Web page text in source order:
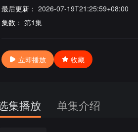
最后更新： 2026-07-19T21:25:59+08:00
集数： 第1集
立即播放 收藏
集播放 单集介绍